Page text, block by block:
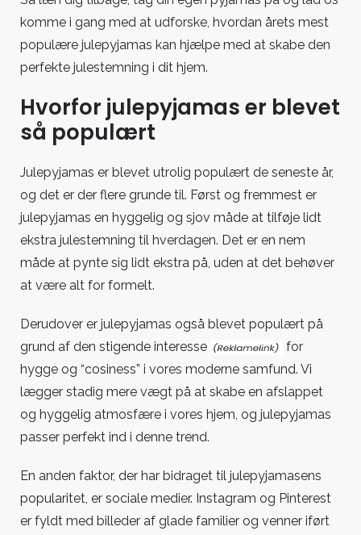
komme i gang med at udforske, hvordan årets mest
populære julepyjamas kan hjælpe med at skabe den
perfekte julestemning i dit hjem.
Hvorfor julepyjamas er blevet
så populært
Julepyjamas er blevet utrolig populært de seneste år,
og det er der flere grunde til. Først og fremmest er
julepyjamas en hyggelig og sjov måde at tilføje lidt
ekstra julestemning til hverdagen. Det er en nem
måde at pynte sig lidt ekstra på, uden at det behøver
at være alt for formelt.
Derudover er julepyjamas også blevet populært på
grund af den stigende interesse
for
hygge og “cosiness” i vores moderne samfund. Vi
lægger stadig mere vægt på at skabe en afslappet
og hyggelig atmosfære i vores hjem, og julepyjamas
passer perfekt ind i denne trend.
En anden faktor, der har bidraget til julepyjamasens
popularitet, er sociale medier. Instagram og Pinterest
er fyldt med billeder af glade familier og venner iført